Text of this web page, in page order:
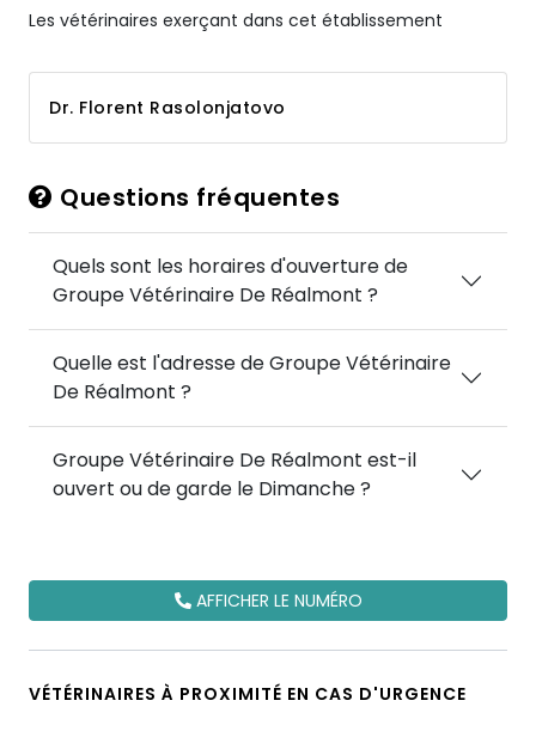
Les vétérinaires exerçant dans cet établissement
Dr. Florent Rasolonjatovo
Questions fréquentes
Quels sont les horaires d'ouverture de
Groupe Vétérinaire De Réalmont ?
Quelle est l'adresse de Groupe Vétérinaire
De Réalmont ?
Groupe Vétérinaire De Réalmont est-il
ouvert ou de garde le Dimanche ?
AFFICHER LE NUMÉRO
VÉTÉRINAIRES À PROXIMITÉ EN CAS D'URGENCE